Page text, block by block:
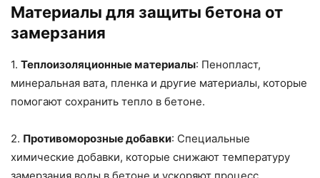
Материалы для защиты бетона от
замерзания
1. Теплоизоляционные материалы: Пенопласт,
минеральная вата, пленка и другие материалы, которые
помогают сохранить тепло в бетоне.
2. Противоморозные добавки: Специальные
химические добавки, которые снижают температуру